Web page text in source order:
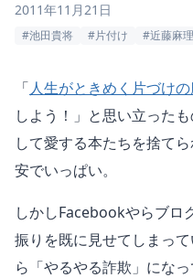
2011年11月21日
#池田貴将 #片付け #近藤麻
「人生がときめく片づけ
しよう！」と思い立った
して愛する本たちを捨て
安でいっぱい。
しかしFacebookやらブロ
振りを既に見せてしまっ
ら「やるやる詐欺」になっ